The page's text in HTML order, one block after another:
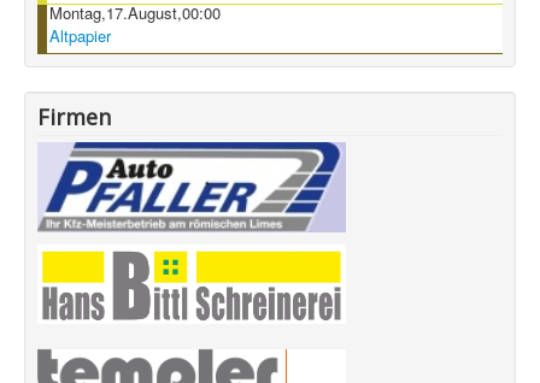
Montag,17.August,00:00
Altpapier
Firmen